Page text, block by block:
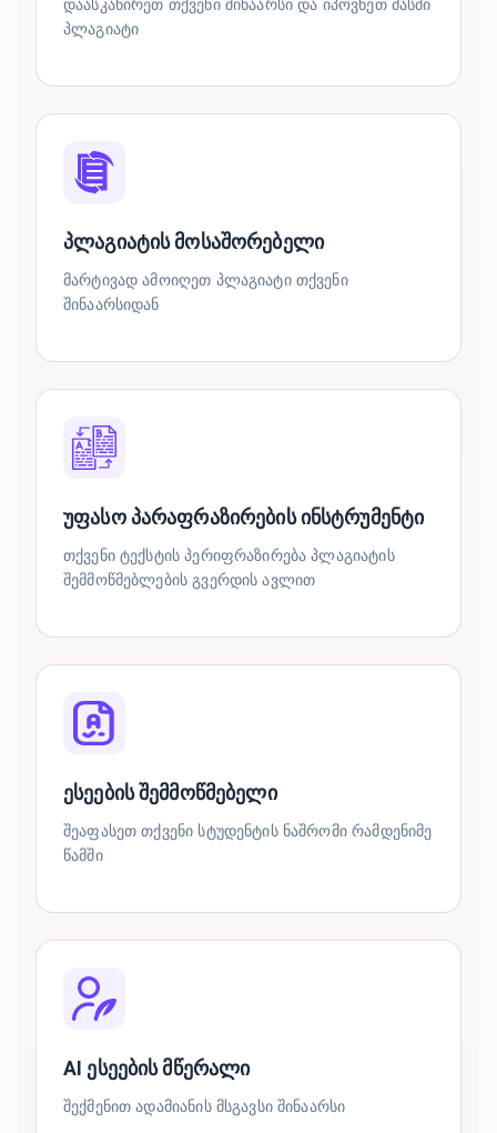
დაასკანირეთ თქვენი შინაარსი და იპოვნეთ მასში
პლაგიატი
პლაგიატის მოსაშორებელი
მარტივად ამოიღეთ პლაგიატი თქვენი
შინაარსიდან
უფასო პარაფრაზირების ინსტრუმენტი
თქვენი ტექსტის პერიფრაზირება პლაგიატის
შემმოწმებლების გვერდის ავლით
ესეების შემმოწმებელი
შეაფასეთ თქვენი სტუდენტის ნაშრომი რამდენიმე
წამში
AI ესეების მწერალი
შექმენით ადამიანის მსგავსი შინაარსი